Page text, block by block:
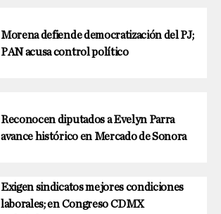
Morena defiende democratización del PJ;
PAN acusa control político
Reconocen diputados a Evelyn Parra
avance histórico en Mercado de Sonora
Exigen sindicatos mejores condiciones
laborales; en Congreso CDMX